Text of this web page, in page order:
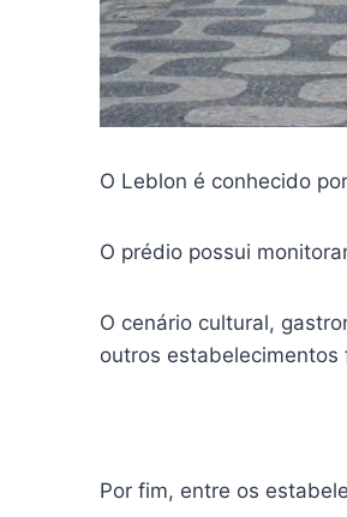
O Leblon é conhecido
O prédio possui
O cenário cultural,
outros estabelecimentos
Por fim, entre os